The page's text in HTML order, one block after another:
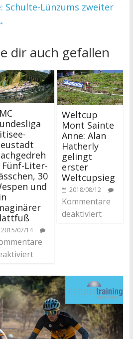
Schulte-Lünzums zweiter
dir auch gefallen
Fünf-Liter-
30
und
2015/07/14
Weltcup
Mont Sainte
Anne: Alan
Hatherly
gelingt
erster
Weltcupsieg
2018/08/12
Kommentare
deaktiviert